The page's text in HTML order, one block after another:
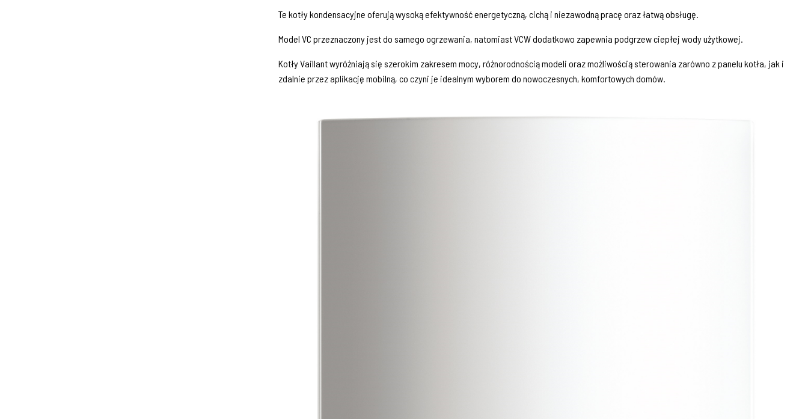
Te kotły kondensacyjne oferują wysoką efektywność energetyczną, cichą i niezawodną pracę oraz łatwą obsługę.
Model VC przeznaczony jest do samego ogrzewania, natomiast VCW dodatkowo zapewnia podgrzew ciepłej wody użytkowej.
Kotły Vaillant wyróżniają się szerokim zakresem mocy, różnorodnością modeli oraz możliwością sterowania zarówno z panelu kotła, jak i
zdalnie przez aplikację mobilną, co czyni je idealnym wyborem do nowoczesnych, komfortowych domów.